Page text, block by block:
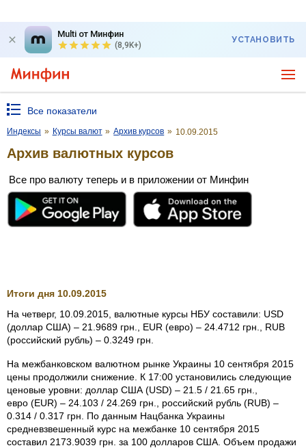
Multi от Минфин
(8,9K+)
УСТАНОВИТЬ
Все показатели
Индексы » Курсы валют » Архив курсов » 10.09.2015
Архив валютных курсов
Все про валюту теперь и в приложении от Минфин
Итоги дня 10.09.2015
На четверг, 10.09.2015, валютные курсы НБУ составили: USD
(доллар США) – 21.9689 грн., EUR (евро) – 24.4712 грн., RUB
(российский рубль) – 0.3249 грн.
На межбанковском валютном рынке Украины 10 сентября 2015
цены продолжили снижение. К 17:00 установились следующие
ценовые уровни: доллар США (USD) – 21.5 / 21.65 грн.,
евро (EUR) – 24.103 / 24.269 грн., российский рубль (RUB) –
0.314 / 0.317 грн. По данным Нацбанка Украины
средневзвешенный курс на межбанке 10 сентября 2015
составил 2173.9039 грн. за 100 долларов США. Объем продажи